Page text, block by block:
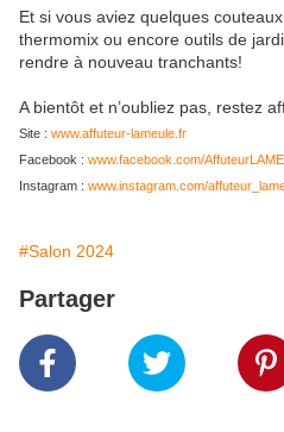
Et si vous aviez quelques
thermomix ou encore outils de
rendre à nouveau tranchants!
A bientôt et n’oubliez pas, restez
Site : www.affuteur-lameule.fr
Facebook : www.facebook.com/
Instagram : www.instagram.com/
#Salon 2024
Partager